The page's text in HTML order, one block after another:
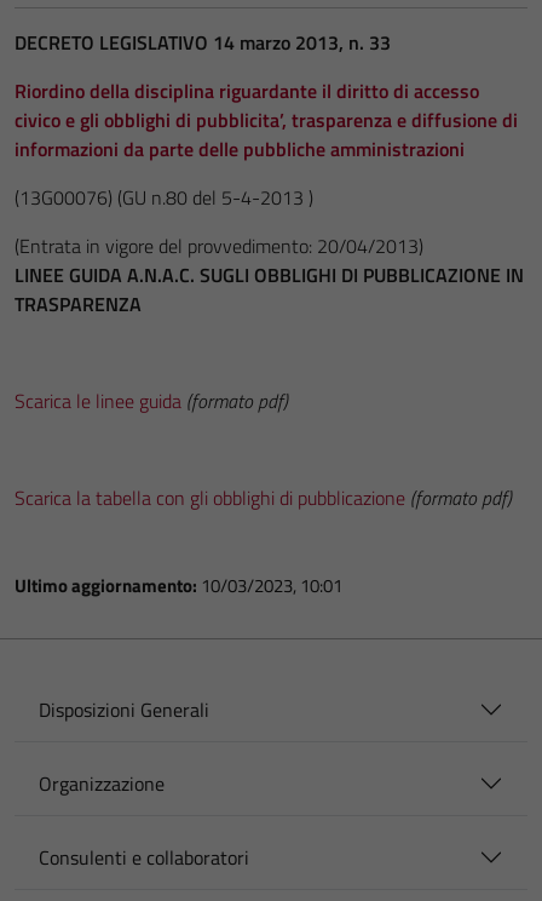
DECRETO LEGISLATIVO 14 marzo 2013, n. 33
Riordino della disciplina riguardante il diritto di accesso
civico e gli obblighi di pubblicita’, trasparenza e diffusione di
informazioni da parte delle pubbliche amministrazioni
(13G00076) (GU n.80 del 5-4-2013 )
(Entrata in vigore del provvedimento: 20/04/2013)
LINEE GUIDA A.N.A.C. SUGLI OBBLIGHI DI PUBBLICAZIONE IN
TRASPARENZA
Scarica le linee guida (formato pdf)
Scarica la tabella con gli obblighi di pubblicazione (formato pdf)
Ultimo aggiornamento: 10/03/2023, 10:01
Disposizioni Generali
Organizzazione
Consulenti e collaboratori